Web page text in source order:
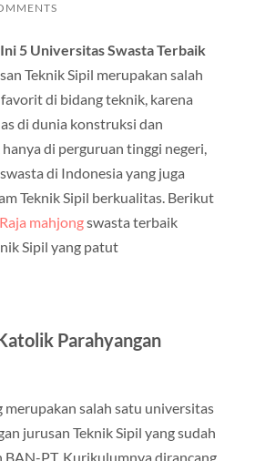
5 Universitas Swasta Terbaik
Teknik Sipil merupakan salah
di bidang teknik, karena
di dunia konstruksi dan
di perguruan tinggi negeri,
di Indonesia yang juga
Teknik Sipil berkualitas. Berikut
Raja mahjongswasta terbaik
Sipil yang patut
Parahyangan
merupakan salah satu universitas
jurusan Teknik Sipil yang sudah
PT. Kurikulumnya dirancang